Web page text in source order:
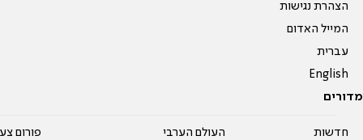
הצהרת נגישות
המייל האדום
עברית
English
מדורים
חדשות
העולם הערבי
פורום